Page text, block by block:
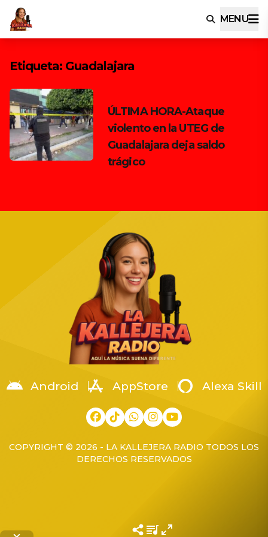
MENU
Etiqueta: Guadalajara
ÚLTIMA HORA-Ataque
violento en la UTEG de
Guadalajara deja saldo
trágico
Android AppStore Alexa Skill
COPYRIGHT © 2026 - LA KALLEJERA RADIO TODOS LOS
DERECHOS RESERVADOS